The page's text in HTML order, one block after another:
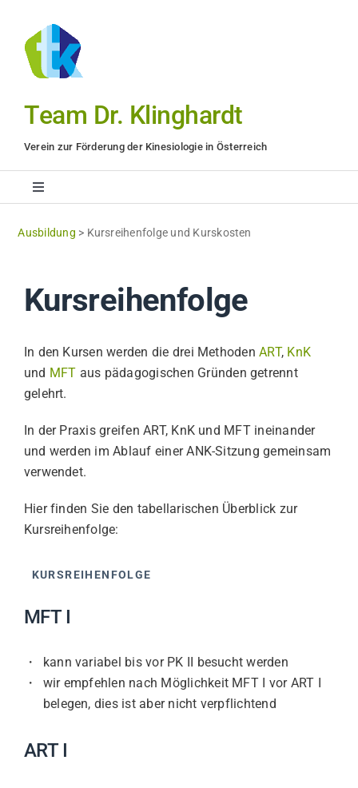
springen
Team Dr. Klinghardt
Verein zur Förderung der Kinesiologie in Österreich
Toggle
Navigation
Methode
Termine
Verein
Ausbildung > Kursreihenfolge und Kurskosten
Kursreihenfolge
In den Kursen werden die drei MethodenART, KnK
und MFT aus pädagogischen Gründen getrennt
gelehrt.
In der Praxis greifen ART, KnK und MFT ineinander
und werden im Ablauf einer ANK-Sitzung gemeinsam
verwendet.
Hier finden Sie den tabellarischen Überblick zur
Kursreihenfolge:
KURSREIHENFOLGE
MFT I
kann variabel bis vor PK II besucht werden
wir empfehlen nach Möglichkeit MFT I vor ART I
belegen, dies ist aber nicht verpflichtend
ART I